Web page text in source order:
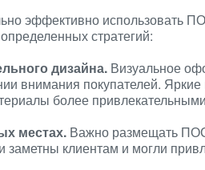
эффективно использовать
стратегий:
дизайна. Визуальное
внимания покупателей. Яркие
более
местах. Важно размещать
заметны клиентам и могли